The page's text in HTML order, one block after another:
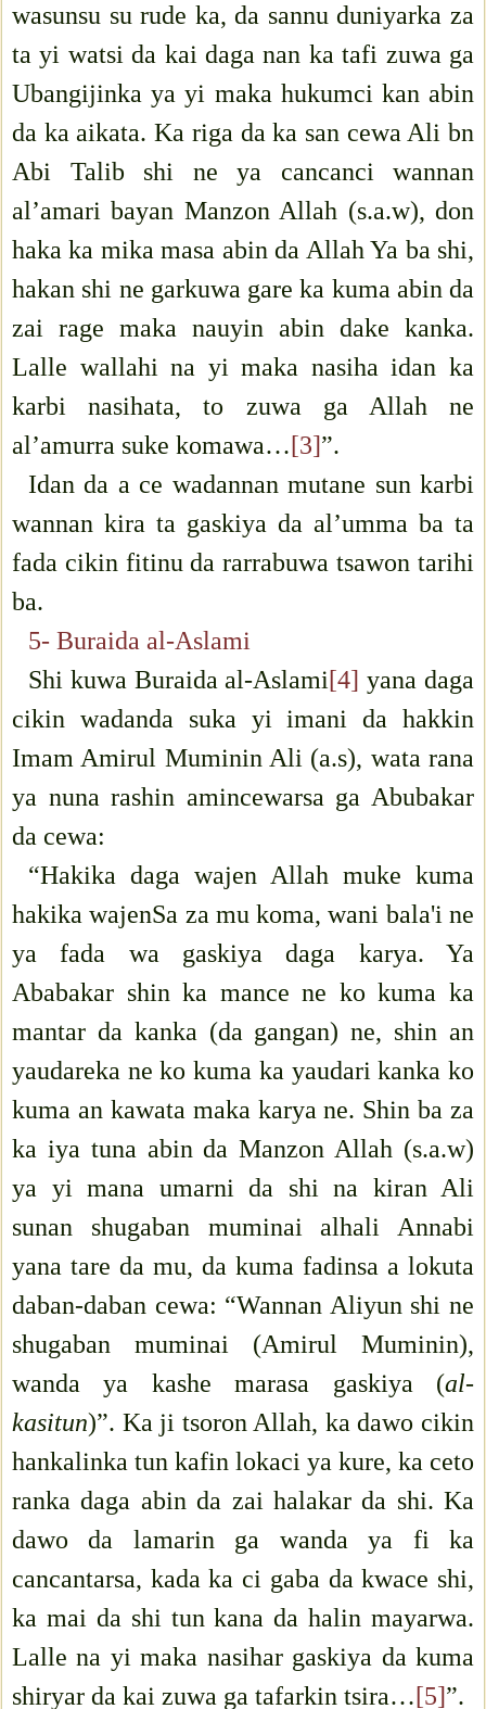
wasunsu su rude ka, da sannu duniyarka za
ta yi watsi da kai daga nan ka tafi zuwa ga
Ubangijinka ya yi maka hukumci kan abin
da ka aikata. Ka riga da ka san cewa Ali bn
Abi Talib shi ne ya cancanci wannan
al’amari bayan Manzon Allah (s.a.w), don
haka ka mika masa abin da Allah Ya ba shi,
hakan shi ne garkuwa gare ka kuma abin da
zai rage maka nauyin abin dake kanka.
Lalle wallahi na yi maka nasiha idan ka
karbi nasihata, to zuwa ga Allah ne
al’amurra suke komawa…[3]”.
Idan da a ce wadannan mutane sun karbi
wannan kira ta gaskiya da al’umma ba ta
fada cikin fitinu da rarrabuwa tsawon tarihi
ba.
5- Buraida al-Aslami
Shi kuwa Buraida al-Aslami[4] yana daga
cikin wadanda suka yi imani da hakkin
Imam Amirul Muminin Ali (a.s), wata rana
ya nuna rashin amincewarsa ga Abubakar
da cewa:
“Hakika daga wajen Allah muke kuma
hakika wajenSa za mu koma, wani bala'i ne
ya fada wa gaskiya daga karya. Ya
Ababakar shin ka mance ne ko kuma ka
mantar da kanka (da gangan) ne, shin an
yaudareka ne ko kuma ka yaudari kanka ko
kuma an kawata maka karya ne. Shin ba za
ka iya tuna abin da Manzon Allah (s.a.w)
ya yi mana umarni da shi na kiran Ali
sunan shugaban muminai alhali Annabi
yana tare da mu, da kuma fadinsa a lokuta
daban-daban cewa: “Wannan Aliyun shi ne
shugaban muminai (Amirul Muminin),
wanda ya kashe marasa gaskiya (al-
kasitun)”. Ka ji tsoron Allah, ka dawo cikin
hankalinka tun kafin lokaci ya kure, ka ceto
ranka daga abin da zai halakar da shi. Ka
dawo da lamarin ga wanda ya fi ka
cancantarsa, kada ka ci gaba da kwace shi,
ka mai da shi tun kana da halin mayarwa.
Lalle na yi maka nasihar gaskiya da kuma
shiryar da kai zuwa ga tafarkin tsira…[5]”.